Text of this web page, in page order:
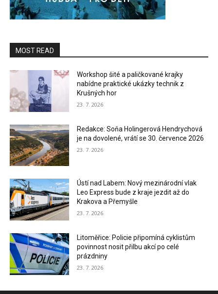
MOST READ
Workshop šité a paličkované krajky
nabídne praktické ukázky technik z
Krušných hor
23. 7. 2026
Redakce: Soňa Holingerová Hendrychová
je na dovolené, vrátí se 30. července 2026
23. 7. 2026
Ústí nad Labem: Nový mezinárodní vlak
Leo Express bude z kraje jezdit až do
Krakova a Přemyšle
23. 7. 2026
Litoměřice: Policie připomíná cyklistům
povinnost nosit přilbu akcí po celé
prázdniny
23. 7. 2026